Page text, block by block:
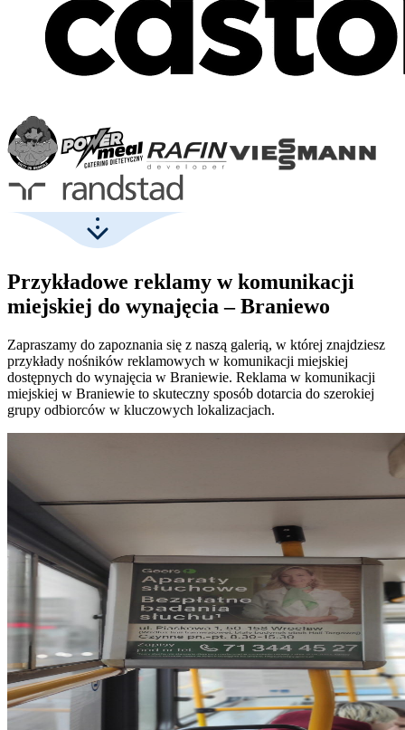
Przykładowe reklamy w komunikacji
miejskiej do wynajęcia – Braniewo
Zapraszamy do zapoznania się z naszą galerią, w której znajdziesz
przykłady nośników reklamowych w komunikacji miejskiej
dostępnych do wynajęcia w Braniewie. Reklama w komunikacji
miejskiej w Braniewie to skuteczny sposób dotarcia do szerokiej
grupy odbiorców w kluczowych lokalizacjach.